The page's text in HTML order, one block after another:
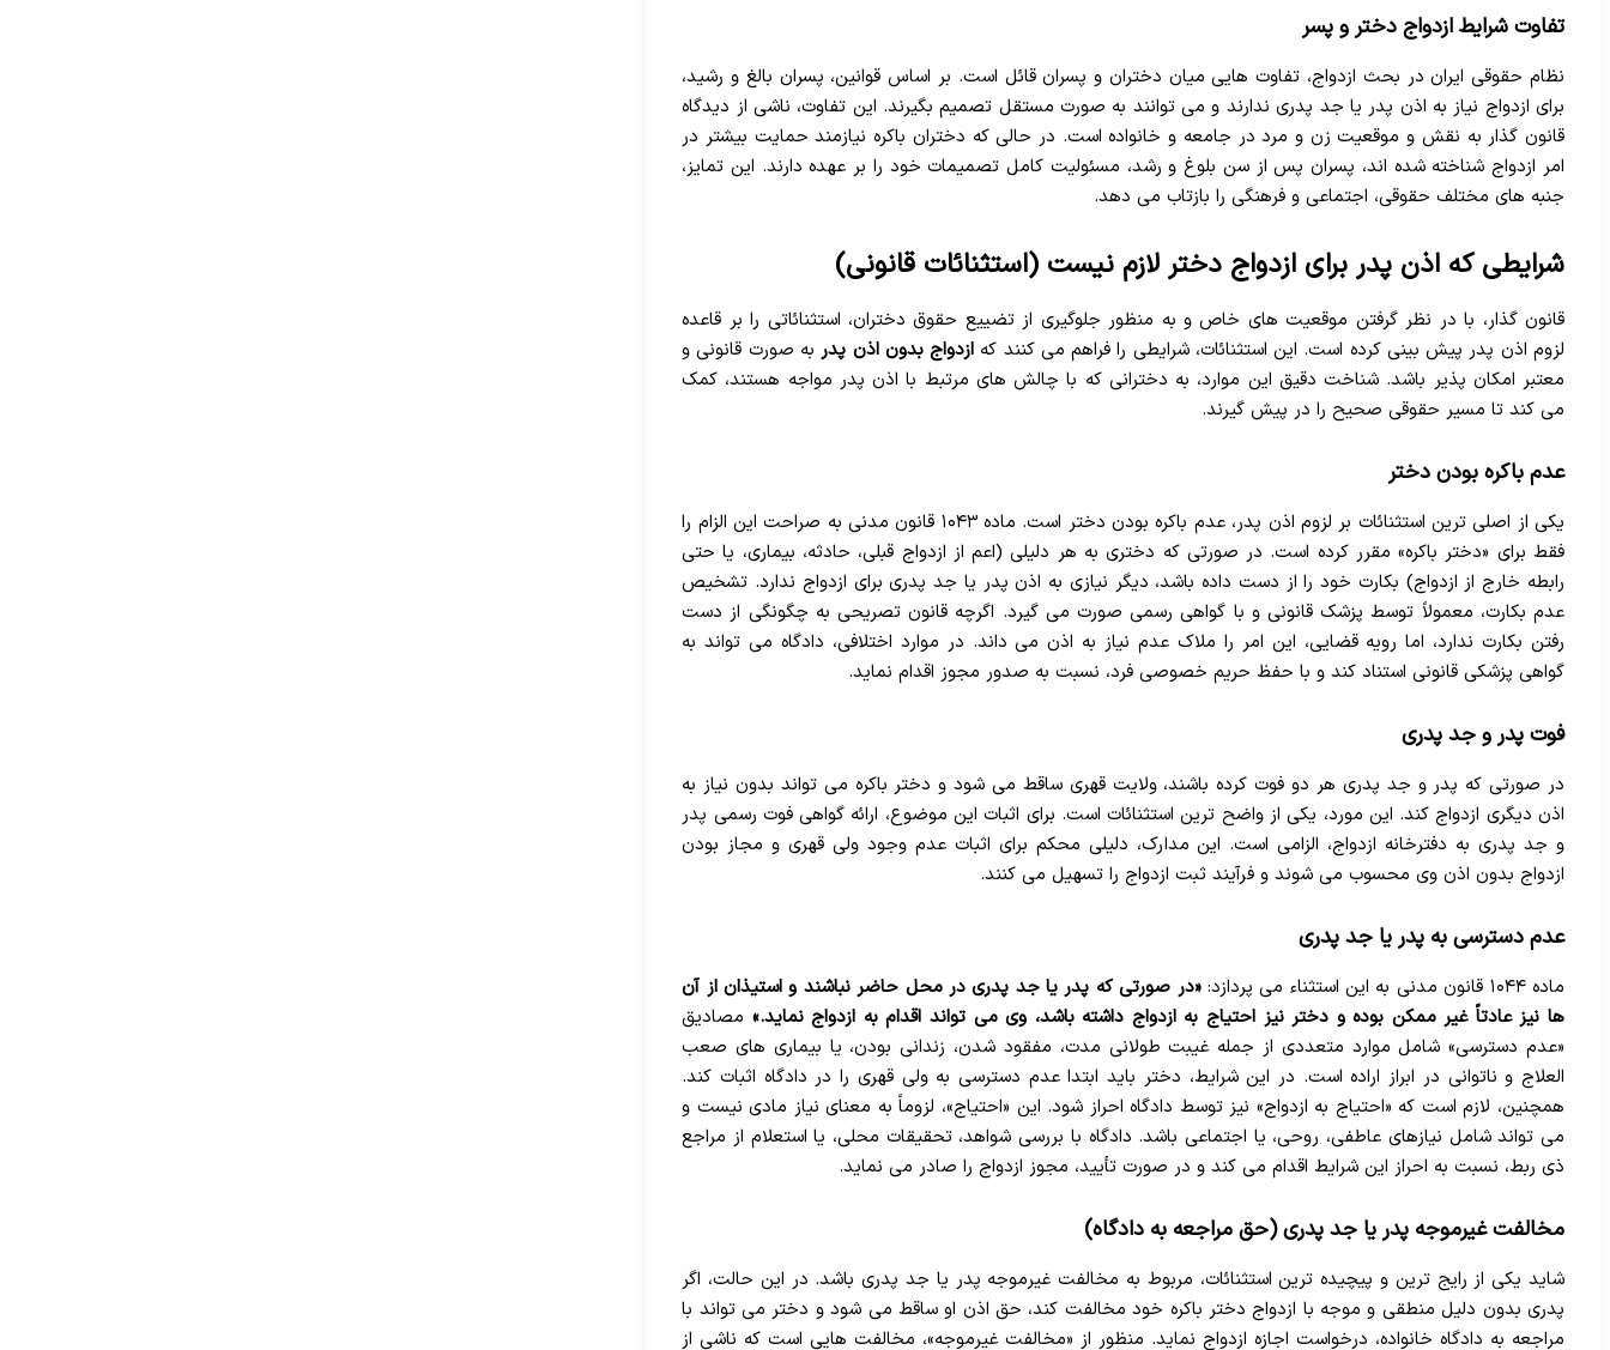
تفاوت شرایط ازدواج دختر و پسر
نظام حقوقی ایران در بحث ازدواج، تفاوت هایی میان دختران و پسران قائل است. بر اساس قوانین، پسران بالغ و رشید،
برای ازدواج نیاز به اذن پدر یا جد پدری ندارند و می توانند به صورت مستقل تصمیم بگیرند. این تفاوت، ناشی از دیدگاه
قانون گذار به نقش و موقعیت زن و مرد در جامعه و خانواده است. در حالی که دختران باکره نیازمند حمایت بیشتر در
امر ازدواج شناخته شده اند، پسران پس از سن بلوغ و رشد، مسئولیت کامل تصمیمات خود را بر عهده دارند. این تمایز،
جنبه های مختلف حقوقی، اجتماعی و فرهنگی را بازتاب می دهد.
شرایطی که اذن پدر برای ازدواج دختر لازم نیست (استثنائات قانونی)
قانون گذار، با در نظر گرفتن موقعیت های خاص و به منظور جلوگیری از تضییع حقوق دختران، استثنائاتی را بر قاعده
لزوم اذن پدر پیش بینی کرده است. این استثنائات، شرایطی را فراهم می کنند که ازدواج بدون اذن پدربه صورت قانونی و
معتبر امکان پذیر باشد. شناخت دقیق این موارد، به دخترانی که با چالش های مرتبط با اذن پدر مواجه هستند، کمک
می کند تا مسیر حقوقی صحیح را در پیش گیرند.
عدم باکره بودن دختر
یکی از اصلی ترین استثنائات بر لزوم اذن پدر، عدم باکره بودن دختر است. ماده ۱۰۴۳ قانون مدنی به صراحت این الزام را
فقط برای «دختر باکره» مقرر کرده است. در صورتی که دختری به هر دلیلی (اعم از ازدواج قبلی، حادثه، بیماری، یا حتی
رابطه خارج از ازدواج) بکارت خود را از دست داده باشد، دیگر نیازی به اذن پدر یا جد پدری برای ازدواج ندارد. تشخیص
عدم بکارت، معمولاً توسط پزشک قانونی و با گواهی رسمی صورت می گیرد. اگرچه قانون تصریحی به چگونگی از دست
رفتن بکارت ندارد، اما رویه قضایی، این امر را ملاک عدم نیاز به اذن می داند. در موارد اختلافی، دادگاه می تواند به
گواهی پزشکی قانونی استناد کند و با حفظ حریم خصوصی فرد، نسبت به صدور مجوز اقدام نماید.
فوت پدر و جد پدری
در صورتی که پدر و جد پدری هر دو فوت کرده باشند، ولایت قهری ساقط می شود و دختر باکره می تواند بدون نیاز به
اذن دیگری ازدواج کند. این مورد، یکی از واضح ترین استثنائات است. برای اثبات این موضوع، ارائه گواهی فوت رسمی پدر
و جد پدری به دفترخانه ازدواج، الزامی است. این مدارک، دلیلی محکم برای اثبات عدم وجود ولی قهری و مجاز بودن
ازدواج بدون اذن وی محسوب می شوند و فرآیند ثبت ازدواج را تسهیل می کنند.
عدم دسترسی به پدر یا جد پدری
ماده ۱۰۴۴ قانون مدنی به این استثناء می پردازد:
«در صورتی که پدر یا جد پدری در محل حاضر نباشند و استیذان از آن
ها نیز عادتاً غیر ممکن بوده و دختر نیز احتیاج به ازدواج داشته باشد، وی می تواند اقدام به ازدواج نماید.» مصادیق
«عدم دسترسی» شامل موارد متعددی از جمله غیبت طولانی مدت، مفقود شدن، زندانی بودن، یا بیماری های صعب
العلاج و ناتوانی در ابراز اراده است. در این شرایط، دختر باید ابتدا عدم دسترسی به ولی قهری را در دادگاه اثبات کند.
همچنین، لازم است که «احتیاج به ازدواج» نیز توسط دادگاه احراز شود. این «احتیاج»، لزوماً به معنای نیاز مادی نیست و
می تواند شامل نیازهای عاطفی، روحی، یا اجتماعی باشد. دادگاه با بررسی شواهد، تحقیقات محلی، یا استعلام از مراجع
ذی ربط، نسبت به احراز این شرایط اقدام می کند و در صورت تأیید، مجوز ازدواج را صادر می نماید.
مخالفت غیرموجه پدر یا جد پدری (حق مراجعه به دادگاه)
شاید یکی از رایج ترین و پیچیده ترین استثنائات، مربوط به مخالفت غیرموجه پدر یا جد پدری باشد. در این حالت، اگر
پدری بدون دلیل منطقی و موجه با ازدواج دختر باکره خود مخالفت کند، حق اذن او ساقط می شود و دختر می تواند با
مراجعه به دادگاه خانواده، درخواست اجازه ازدواج نماید. منظور از «مخالفت غیرموجه»، مخالفت هایی است که ناشی از